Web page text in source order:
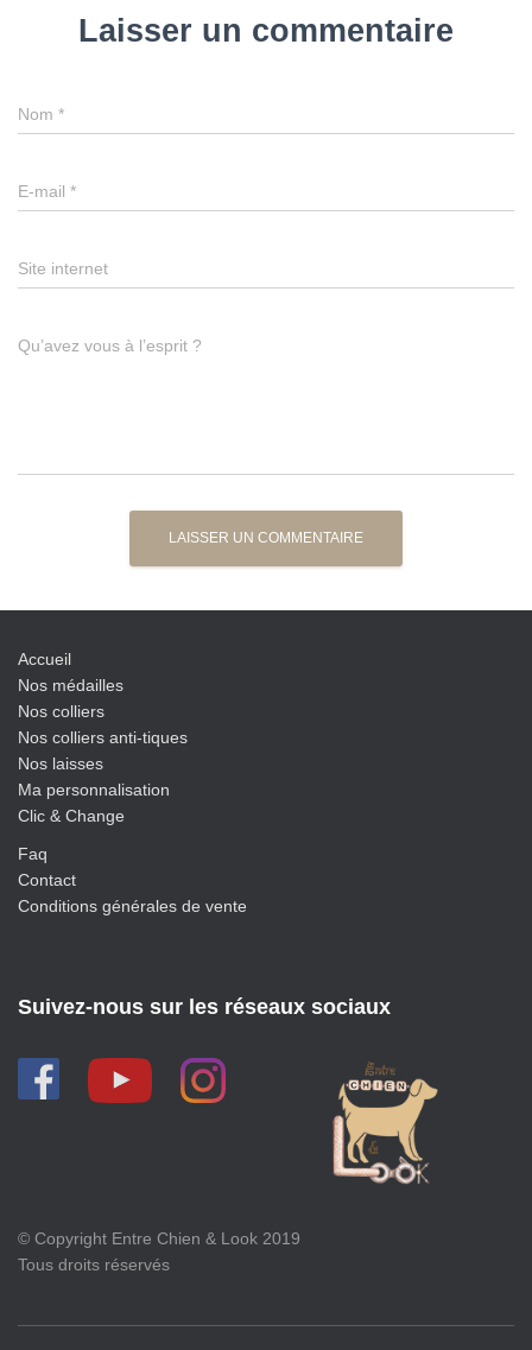
Laisser un commentaire
Nom *
E-mail *
Site internet
Qu’avez vous à l’esprit ?
Accueil
Nos médailles
Nos colliers
Nos colliers anti-tiques
Nos laisses
Ma personnalisation
Clic & Change
Faq
Contact
Conditions générales de vente
Suivez-nous sur les réseaux sociaux
© Copyright Entre Chien & Look 2019
Tous droits réservés